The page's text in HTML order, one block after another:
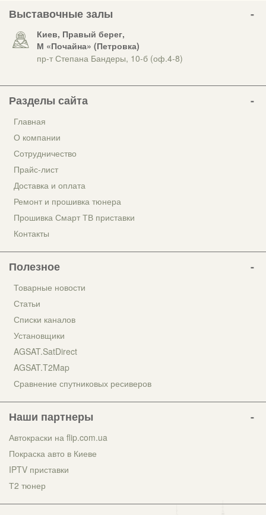
Выставочные залы
Киев, Правый берег,
М «Почайна» (Петровка)
пр-т Степана Бандеры, 10-б (оф.4-8)
Разделы сайта
Главная
О компании
Сотрудничество
Прайс-лист
Доставка и оплата
Ремонт и прошивка тюнера
Прошивка Смарт ТВ приставки
Контакты
Полезное
Товарные новости
Статьи
Списки каналов
Установщики
AGSAT.SatDirect
AGSAT.T2Map
Сравнение спутниковых ресиверов
Наши партнеры
Автокраски на flip.com.ua
Покраска авто в Киеве
IPTV приставки
Т2 тюнер